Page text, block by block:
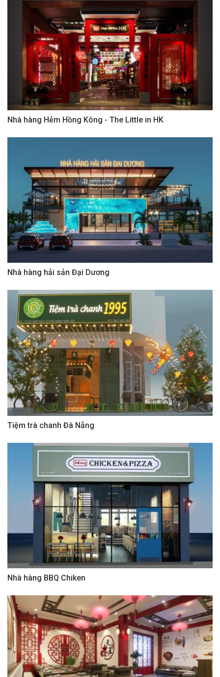
Nhà hàng Hẻm Hồng Kông - The Little in HK
Nhà hàng hải sản Đại Dương
Tiệm trà chanh Đà Nẵng
Nhà hàng BBQ Chiken